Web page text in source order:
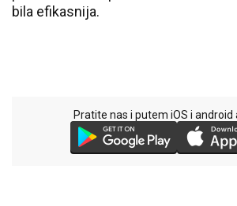
bila efikasnija.
Pratite nas i putem iOS i android